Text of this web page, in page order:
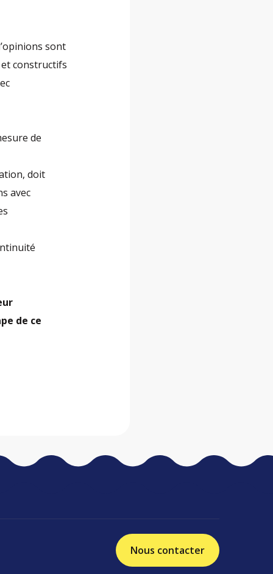
sont
constructifs
de
doit
avec
de ce
Nous contacter